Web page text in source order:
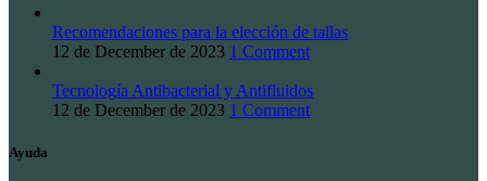
Recomendaciones para la elección de tallas
12 de December de 2023 1 Comment
Tecnología Antibacterial y Antifluidos
12 de December de 2023 1 Comment
Ayuda